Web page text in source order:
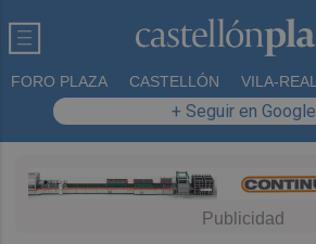
FORO PLAZA CASTELLÓN VILA-REAL
+ Seguir en Google